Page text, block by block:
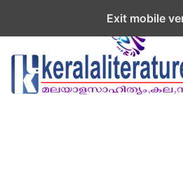
Exit mobile